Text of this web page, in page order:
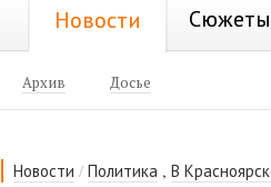
Новости Сюжеты
Архив Досье
Новости /Политика ,В